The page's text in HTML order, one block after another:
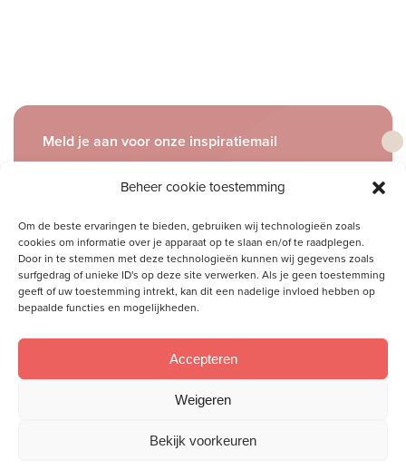
Beheer cookie toestemming
Om de beste ervaringen te bieden, gebruiken wij technologieën zoals
cookies om informatie over je apparaat op te slaan en/of te raadplegen.
Door in te stemmen met deze technologieën kunnen wij gegevens zoals
surfgedrag of unieke ID's op deze site verwerken. Als je geen toestemming
geeft of uw toestemming intrekt, kan dit een nadelige invloed hebben op
bepaalde functies en mogelijkheden.
Accepteren
Weigeren
Bekijk voorkeuren
Meld je aan voor onze inspiratiemail
Ontvang gratis ons online
toerustingsmateriaal
E-
mailadres
Socials
Volg je ons al?